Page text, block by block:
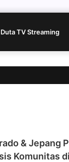
Duta TV Streaming
& Jepang
Komunitas di